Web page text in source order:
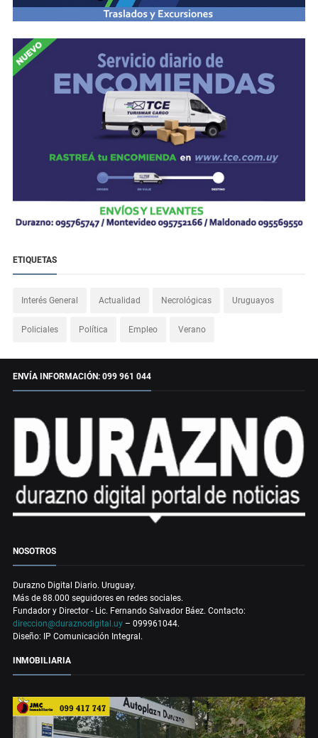
ETIQUETAS
Interés General Actualidad Necrológicas Uruguayos
Policiales Política Empleo Verano
ENVÍA INFORMACIÓN: 099 961 044
NOSOTROS
Durazno Digital Diario. Uruguay.
Más de 88.000 seguidores en redes sociales.
Fundador y Director - Lic. Fernando Salvador Báez. Contacto:
direccion@duraznodigital.uy – 099961044.
Diseño: IP Comunicación Integral.
INMOBILIARIA